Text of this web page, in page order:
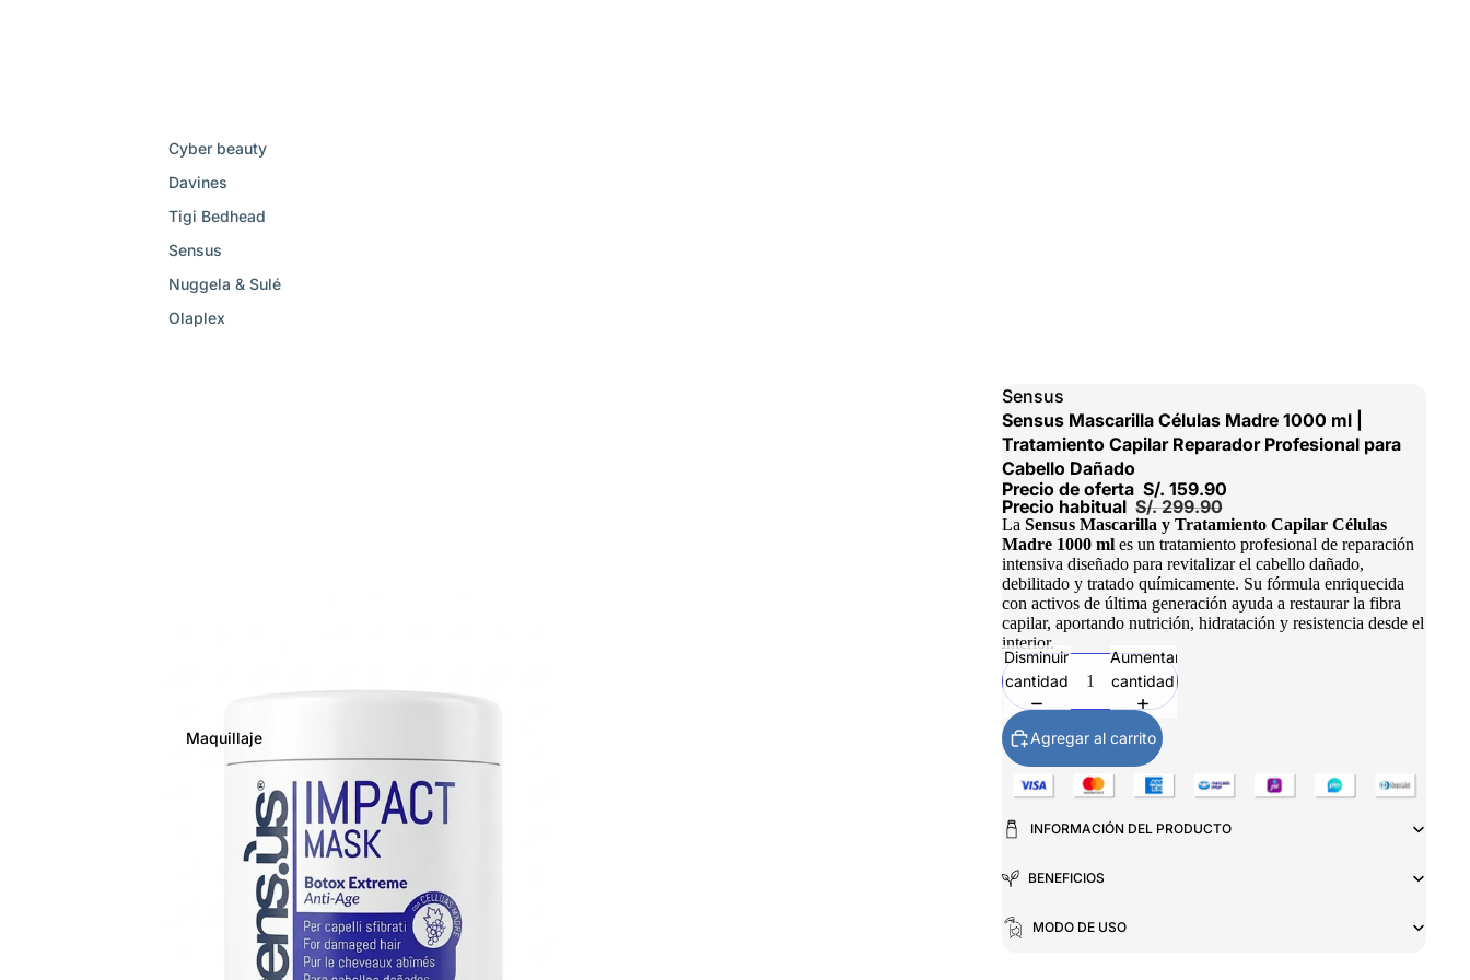
Cyber beauty
Davines
Tigi Bedhead
Sensus
Nuggela & Sulé
Olaplex
Maquillaje
Sensus
Sensus Mascarilla Células Madre 1000 ml |
Tratamiento Capilar Reparador Profesional para
Cabello Dañado
Precio de oferta S/. 159.90
Precio habitual S/. 299.90
La Sensus Mascarilla y Tratamiento Capilar Células
Madre 1000 ml es un tratamiento profesional de reparación
intensiva diseñado para revitalizar el cabello dañado,
debilitado y tratado químicamente. Su fórmula enriquecida
con activos de última generación ayuda a restaurar la fibra
capilar, aportando nutrición, hidratación y resistencia desde el
interior.
Disminuir
cantidad
Aumentar
cantidad
Agregar al carrito
INFORMACIÓN DEL PRODUCTO
BENEFICIOS
MODO DE USO